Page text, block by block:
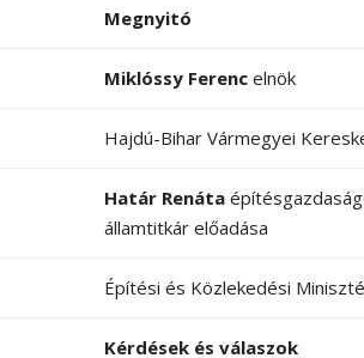
Megnyitó
Miklóssy Ferenc elnök
Hajdú-Bihar Vármegyei
Határ Renáta
államtitkár előadása
Építési és Közlekedési
Kérdések és válaszok